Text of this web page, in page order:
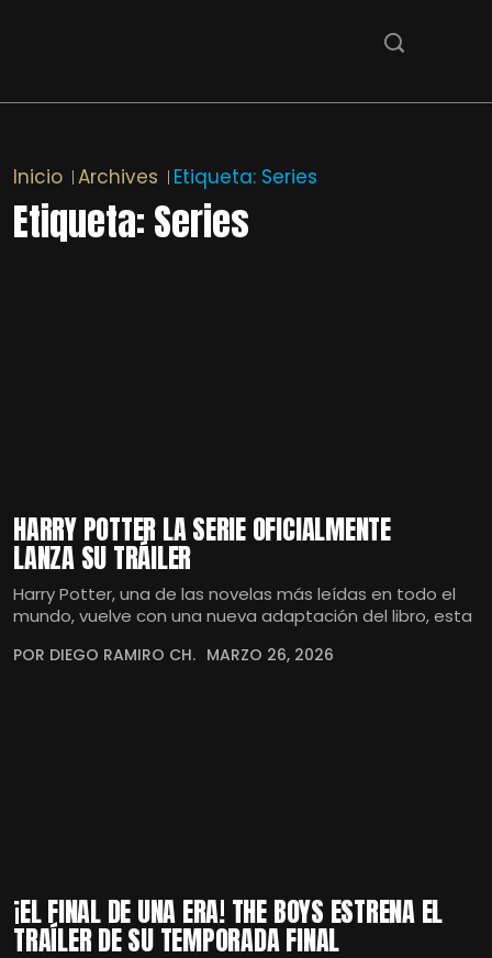
Inicio Archives Etiqueta: Series
Etiqueta:Series
HARRY POTTER LA SERIE OFICIALMENTE
LANZA SU TRÁILER
Harry Potter, una de las novelas más leídas en todo el
mundo, vuelve con una nueva adaptación del libro, esta
POR DIEGO RAMIRO CH. MARZO 26, 2026
¡EL FINAL DE UNA ERA! THE BOYS ESTRENA EL
TRAÍLER DE SU TEMPORADA FINAL